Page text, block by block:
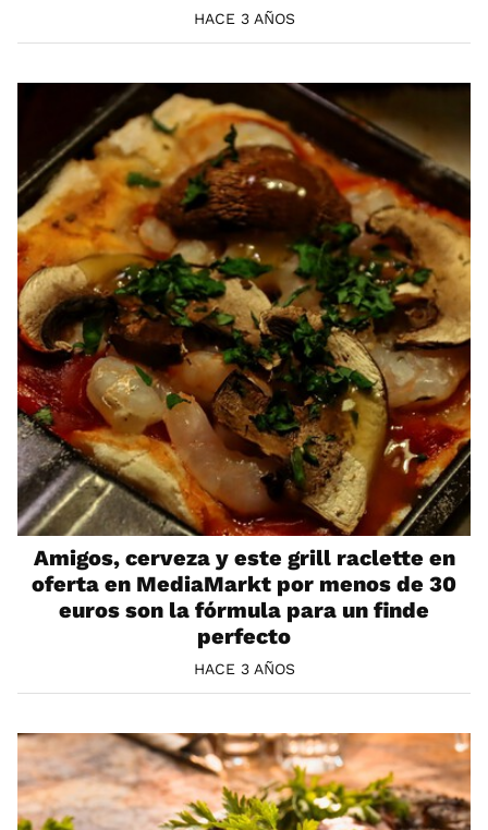
HACE 3 AÑOS
Amigos, cerveza y este grill raclette en
oferta en MediaMarkt por menos de 30
euros son la fórmula para un finde
perfecto
HACE 3 AÑOS